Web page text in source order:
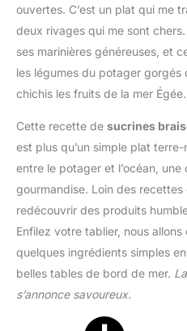
ouvertes. C’est un plat qui me
deux rivages qui me sont
ses marinières généreuses, et
les légumes du potager gorgés
chichis les fruits de la mer Égée.
Cette recette de sucrines
est plus qu’un simple plat
entre le potager et l’océan,
gourmandise. Loin des
redécouvrir des produits
Enfilez votre tablier, nous
quelques ingrédients simples
belles tables de bord de mer.
s’annonce savoureux.